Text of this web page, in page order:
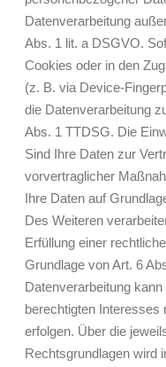
Datenverarbeitung
Abs. 1 lit. a DSGVO.
Cookies oder in den
(z. B. via Device-
die Datenverarbeitung
Abs. 1 TTDSG. Die
Sind Ihre Daten zur
vorvertraglicher
Ihre Daten auf
Des Weiteren
Erfüllung einer
Grundlage von Art. 6
Datenverarbeitung
berechtigten Interesses
erfolgen. Über die
Rechtsgrundlagen wird